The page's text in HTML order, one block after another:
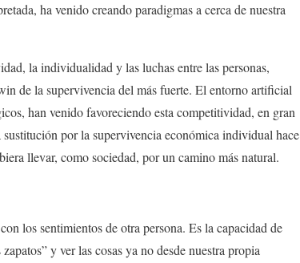
ha venido creando paradigmas a cerca de nuestra
la individualidad y las luchas entre las personas,
de la supervivencia del más fuerte. El entorno artificial
han venido favoreciendo esta competitividad, en gran
por la supervivencia económica individual hace
llevar, como sociedad, por un camino más natural.
los sentimientos de otra persona. Es la capacidad de
y ver las cosas ya no desde nuestra propia